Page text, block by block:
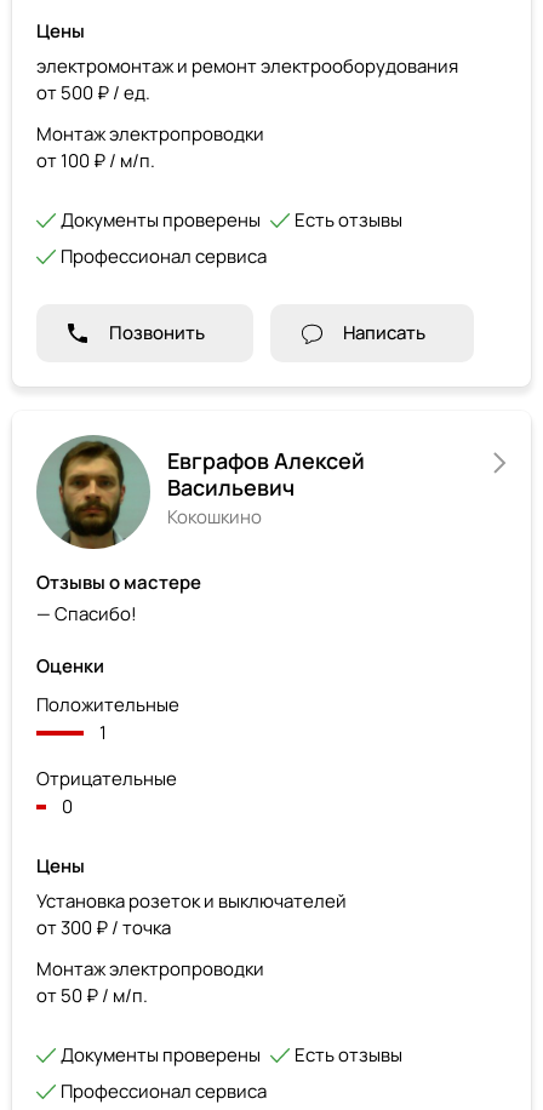
Цены
электромонтаж и ремонт электрооборудования
от 500 ₽ / ед.
Монтаж электропроводки
от 100 ₽ / м/п.
Документы проверены
Есть отзывы
Профессионал сервиса
Позвонить Написать
Евграфов Алексей
Васильевич
Кокошкино
Отзывы о мастере
— Спасибо!
Оценки
Положительные
1
Отрицательные
0
Цены
Установка розеток и выключателей
от 300 ₽ / точка
Монтаж электропроводки
от 50 ₽ / м/п.
Документы проверены
Есть отзывы
Профессионал сервиса